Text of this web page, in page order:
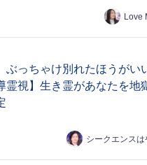
Love
ぶっちゃけ別れたほうがい
霊視】生き霊があなたを地
シークエンスは